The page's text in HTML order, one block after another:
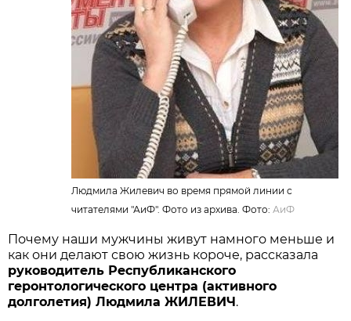
Людмила Жилевич во время прямой линии с
читателями "АиФ". Фото из архива. Фото: АиФ
Почему наши мужчины живут намного меньше и
как они делают свою жизнь короче, рассказала
руководитель Республиканского
геронтологического центра (активного
долголетия) Людмила ЖИЛЕВИЧ.